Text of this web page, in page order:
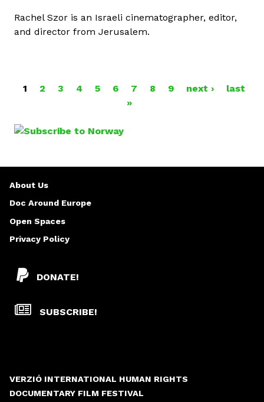
Rachel Szor is an Israeli cinematographer, editor,
and director from Jerusalem.
A
E
S
1 2 3 4 5 6 7 8 9 next ›
last
»
VERZIÓ INTERNATIONAL HUMAN RIGHTS
DOCUMENTARY FILM FESTIVAL
DONATE!
SUBSCRIBE!
About Us
Doc Around Europe
Open Spaces
Privacy Policy